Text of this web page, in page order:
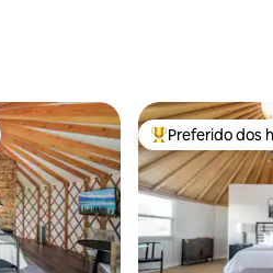
Entre os
Preferido dos